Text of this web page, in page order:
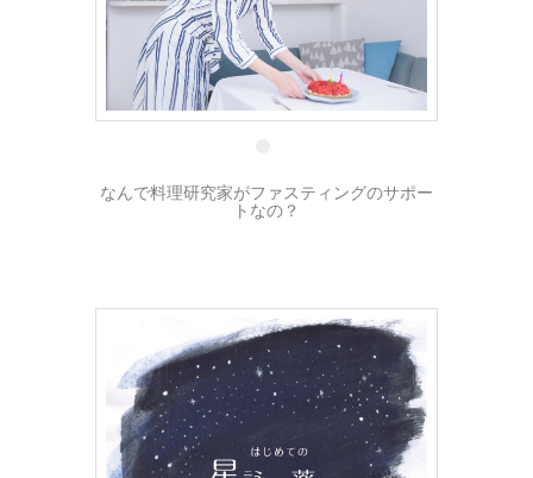
12 8月
なんで料理研究家がファスティングのサポー
トなの？